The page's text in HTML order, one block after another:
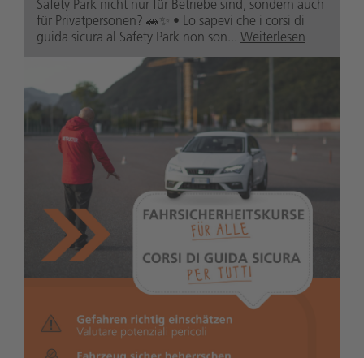
Safety Park nicht nur für Betriebe sind, sondern auch
für Privatpersonen? 🚗✨ • Lo sapevi che i corsi di
guida sicura al Safety Park non son... Weiterlesen